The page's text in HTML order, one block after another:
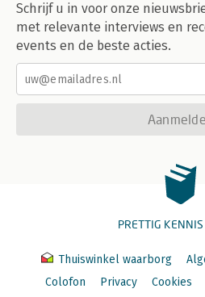
Schrijf u in voor onze
met relevante interviews en
events en de beste acties.
PRETTIG
Thuiswinkel waarborg
Colofon
Privacy Cookies